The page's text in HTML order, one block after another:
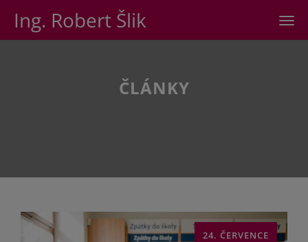
Ing. Robert Šlik
ČLÁNKY
24. ČERVENCE